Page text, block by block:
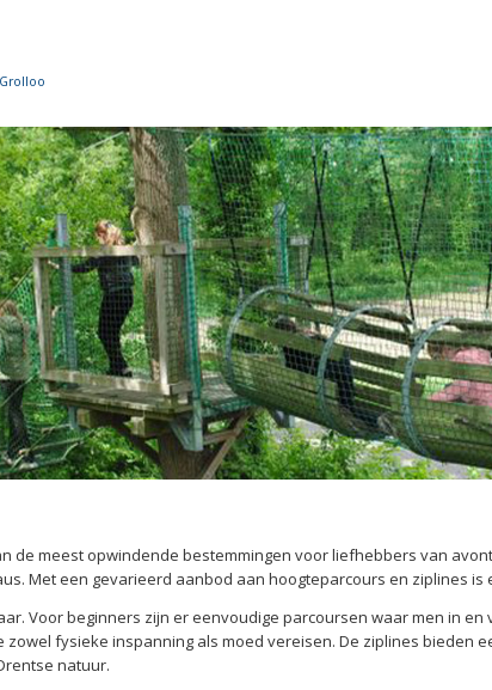
de meest opwindende bestemmingen voor liefhebbers van
Met een gevarieerd aanbod aan hoogteparcours en ziplines
Voor beginners zijn er eenvoudige parcoursen waar men in
fysieke inspanning als moed vereisen. De ziplines bieden
natuur.